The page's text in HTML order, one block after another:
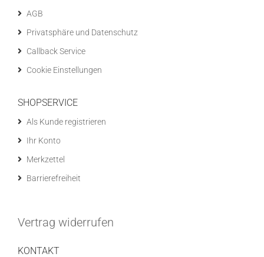
AGB
Privatsphäre und Datenschutz
Callback Service
Cookie Einstellungen
SHOPSERVICE
Als Kunde registrieren
Ihr Konto
Merkzettel
Barrierefreiheit
Vertrag widerrufen
KONTAKT